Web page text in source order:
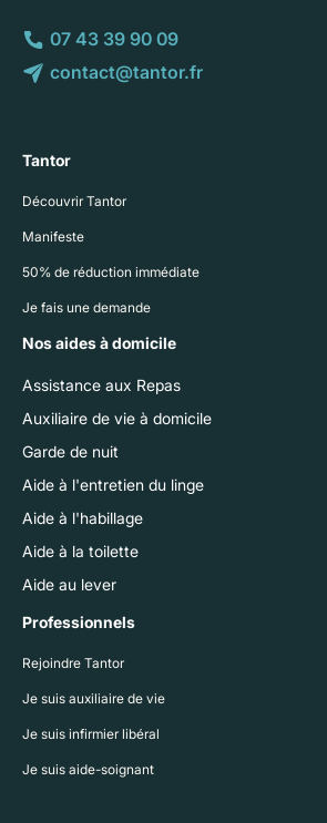
07 43 39 90 09
contact@tantor.fr
Tantor
Découvrir Tantor
Manifeste
50% de réduction immédiate
Je fais une demande
Nos aides à domicile
Assistance aux Repas
Auxiliaire de vie à domicile
Garde de nuit
Aide à l'entretien du linge
Aide à l'habillage
Aide à la toilette
Aide au lever
Professionnels
Rejoindre Tantor
Je suis auxiliaire de vie
Je suis infirmier libéral
Je suis aide-soignant